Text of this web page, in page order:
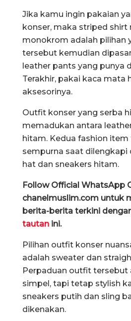
Jika kamu ingin pakaian
konser, maka striped shirt
monokrom adalah pilihan
tersebut kemudian
leather pants yang punya
Terakhir, pakai kaca mata
aksesorinya.
Outfit konser yang serba
memadukan antara
hitam. Kedua fashion
sempurna saat dilengkapi
hat dan sneakers hitam.
Follow Official WhatsApp
chanelmuslim.com untuk
berita-berita terkini
tautan ini.
Pilihan outfit konser
adalah sweater dan
Perpaduan outfit tersebut
simpel, tapi tetap stylish
sneakers putih dan sling
dikenakan.